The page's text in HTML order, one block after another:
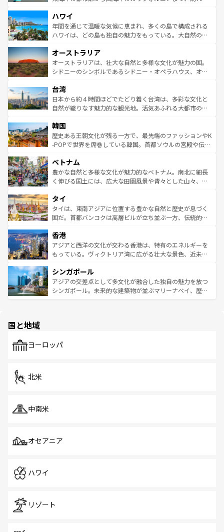
ば市内交通費無料で観光を楽しむこともできる。 なお、新
着のスイス情報はコンテンツ一覧 を参照してほしい。
のような巨大都市は、観光、ショッピング、エンターテイ
ンメントが詰まった刺激的なスポットだ。一方、アメリカ
西部には大自然が広がり、グランドキャニオンやイエロー
部のニューオーリンズでは、音楽と美食が融合した独特の
文化が魅力。旅行者はアメリカの各地域で異なる魅力を楽
しみながら、その多様性と豊かな歴史を感じることができ
ならではの贅沢な旅のスタイルだ。 なお、新着のアメリカ
情報はコンテンツ一覧を参照してほしい。
ハワイ
年間を通じて温暖な気候に恵まれ、多くの島で構成される
ハワイは、どの島も独自の魅力をもっている。大自然の神
ワイ島は見逃せない。また、定番の観光地といえばオアフ
島だが、静かな自然を求めるならマウイ島やカウアイ島が
おすすめ。エメラルドグリーンに輝く海をはじめ、豊かな
れるおもてなしの心で訪れる人々を迎えてくれるハワイの
人々、おいしいローカルフードやハワイアンミュージッ
ク、伝統的なフラダンスなど、すべてがハワイの魅力を彩
ワイを、存分に味わってほしい。 なお、新着のハワイ情報
はコンテンツ一覧を参照してほしい。
オーストラリア
オーストラリアは、壮大な自然と多様な文化が魅力の国。
シドニーのシンボルであるシドニー・オペラハウス、オー
リアリーフや大陸中央部にそびえるウルル（エアーズロッ
ク）、タスマニアの美しい原生林やケアンズの熱帯雨林な
ど、見どころがたくさん。また、カフェやワイン、オージ
いる。アクティビティも充実しており、サーフィンやダイ
ビング、ハイキングなど、アウトドア好きにはたまらな
い。オーストラリアの多彩な魅力を存分に味わいつくそ
参照してほしい。
台湾
日本から約４時間ほどでたどり着く台湾は、多彩な文化と
自然が織りなす魅力的な観光地。活気あふれる大都市の台
ン）、静ひつな山岳地帯である台湾東部など、都市の喧騒
と山間の静けさが共存しており、訪れる人に新しい発見と
驚きをもたらしてくれる。また、奥深い台湾の食文化も魅
容にもいいと評判のスイーツなど、バラエティ豊かな料理
が味わえる。 なお、新着の台湾情報は コンテンツ一覧を参
照してほしい。
韓国
歴史ある王朝文化が残る一方で、最先端のファッションやK
-POPで世界を席巻している韓国。首都ソウルの宮殿や伝統
き、地方に足を延ばせば四季折々の自然美を楽しむことが
できる。そして、キムチや焼肉、絶品のストリートフード
まで、さまざまな韓国料理が待っている。夜には、韓国な
リティに包まれながら、韓国の多彩な魅力を心ゆくまで味
わってみてほしい。 なお、新着の韓国情報はコンテンツ一
覧を参照してほしい。
ベトナム
豊かな自然と多様な文化が魅力的なベトナム。南北に細長
く伸びる国土には、広大な田園風景や青々とした山々、世
急速な発展と共に伝統が息づく。ハノイの古い町並みやホ
ーチミン市のフランス統治時代の建物も、独特の雰囲気を
醸し出している。また、バラエティの豊かさとおいしさで
とつ。フォーやバインミー、ベトナムコーヒーなどは、ぜ
ひ現地で味わいたい。どの地域を訪れてもあたたかい人々
が旅行者を迎えてくれるので、きっと忘れられない旅にな
参照してほしい。
タイ
タイは、東南アジアに位置する豊かな自然と歴史が息づく
国だ。首都バンコクは高層ビルが立ち並ぶ一方、伝統的な
の活気が交差している。北部ではチェンマイなどの山岳地
帯で自然と触れ合い、南部ではプーケットやクラビの美し
いビーチでリゾート気分を楽しむことができる。タイ料理
激する。気候は一年中温暖で、どの季節にも異なる楽しみ
が待っている。親しみやすいタイの人々、仏教を中心とし
た文化、そして多様な観光資源が、訪れる旅人を魅了し続
香港
アジアと西洋の文化が交わる香港は、特有のエネルギーを
もっている。ヴィクトリア湾に広がる壮大な景色、近未来
み、どこを訪れても感動するはず。観光スポットが密集し
ており、効率よく見どころを回れるのも魅力。息をのむよ
うな絶景から文化的な体験まで、香港を存分に楽しみ尽く
シンガポール
アジアの交差点として多文化が融合した独自の魅力を放つ
シンガポール。未来的な建築物が並ぶマリーナベイ、歴史
で、ホーカーズは地元の風情を楽しめる外せないスポット
国と地域
ヨーロッパ
北米
中南米
オセアニア
ハワイ
リゾート